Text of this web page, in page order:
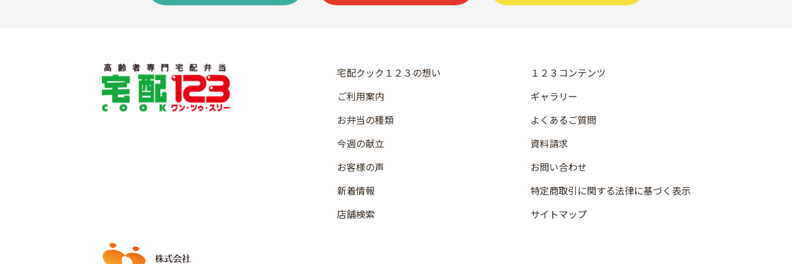
宅配クック１２３の想い
ご利用案内
お弁当の種類
今週の献立
お客様の声
新着情報
店舗検索
１２３コンテンツ
ギャラリー
よくあるご質問
資料請求
お問い合わせ
特定商取引に関する法律に基づく表示
サイトマップ